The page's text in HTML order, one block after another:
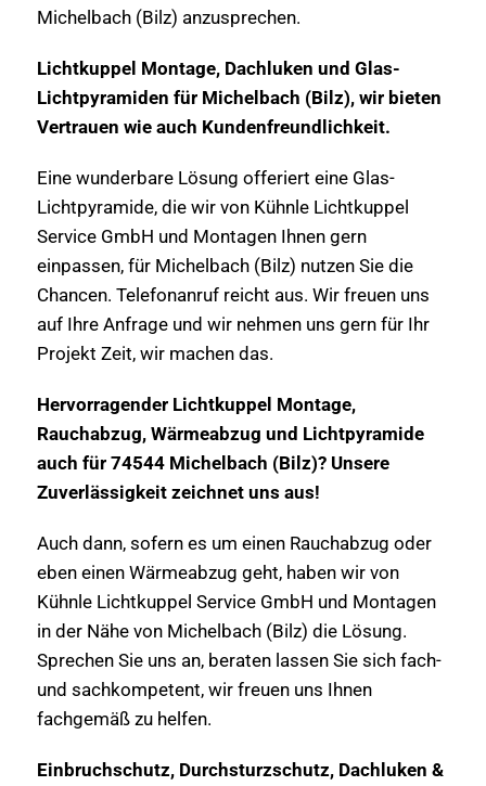
Michelbach (Bilz) anzusprechen.
Lichtkuppel Montage, Dachluken und Glas-
Lichtpyramiden für Michelbach (Bilz), wir bieten
Vertrauen wie auch Kundenfreundlichkeit.
Eine wunderbare Lösung offeriert eine Glas-
Lichtpyramide, die wir von Kühnle Lichtkuppel
Service GmbH und Montagen Ihnen gern
einpassen, für Michelbach (Bilz) nutzen Sie die
Chancen. Telefonanruf reicht aus. Wir freuen uns
auf Ihre Anfrage und wir nehmen uns gern für Ihr
Projekt Zeit, wir machen das.
Hervorragender Lichtkuppel Montage,
Rauchabzug, Wärmeabzug und Lichtpyramide
auch für 74544 Michelbach (Bilz)? Unsere
Zuverlässigkeit zeichnet uns aus!
Auch dann, sofern es um einen Rauchabzug oder
eben einen Wärmeabzug geht, haben wir von
Kühnle Lichtkuppel Service GmbH und Montagen
in der Nähe von Michelbach (Bilz) die Lösung.
Sprechen Sie uns an, beraten lassen Sie sich fach-
und sachkompetent, wir freuen uns Ihnen
fachgemäß zu helfen.
Einbruchschutz, Durchsturzschutz, Dachluken &